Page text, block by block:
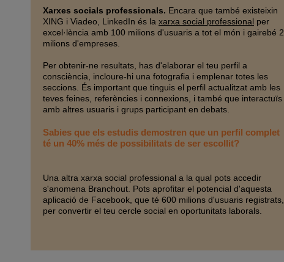
Xarxes socials professionals. Encara que també existeixin
XING i Viadeo, LinkedIn és la xarxa social professional per
excel·lència amb 100 milions d'usuaris a tot el món i gairebé 2
milions d'empreses.
Per obtenir-ne resultats, has d'elaborar el teu perfil a
consciència, incloure-hi una fotografia i emplenar totes les
seccions. És important que tinguis el perfil actualitzat amb les
teves feines, referències i connexions, i també que interactuïs
amb altres usuaris i grups participant en debats.
Sabies que els estudis demostren que un perfil complet
té un 40% més de possibilitats de ser escollit?
Una altra xarxa social professional a la qual pots accedir
s'anomena Branchout. Pots aprofitar el potencial d'aquesta
aplicació de Facebook, que té 600 milions d'usuaris registrats,
per convertir el teu cercle social en oportunitats laborals.